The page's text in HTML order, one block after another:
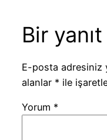
Bir yanıt
E-posta adresiniz
alanlar * ile
Yorum *